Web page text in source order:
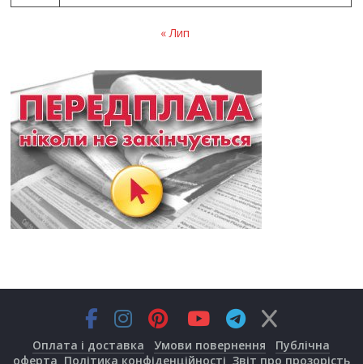
« Лип
Оплата і доставка Умови повернення
Публічна
оферта Політика конфіденційності Звіт про прозорість